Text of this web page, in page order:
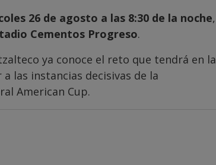
26 de agosto a las 8:30 de la noche,
Cementos Progreso.
ya conoce el reto que tendrá en la
las instancias decisivas de la
American Cup.